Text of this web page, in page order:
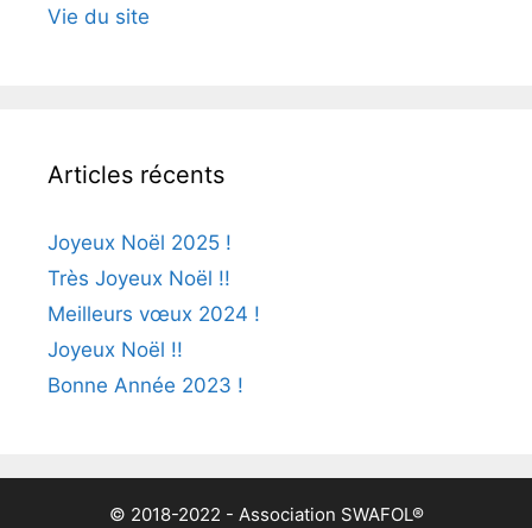
Vie du site
Articles récents
Joyeux Noël 2025 !
Très Joyeux Noël !!
Meilleurs vœux 2024 !
Joyeux Noël !!
Bonne Année 2023 !
© 2018-2022 - Association SWAFOL®